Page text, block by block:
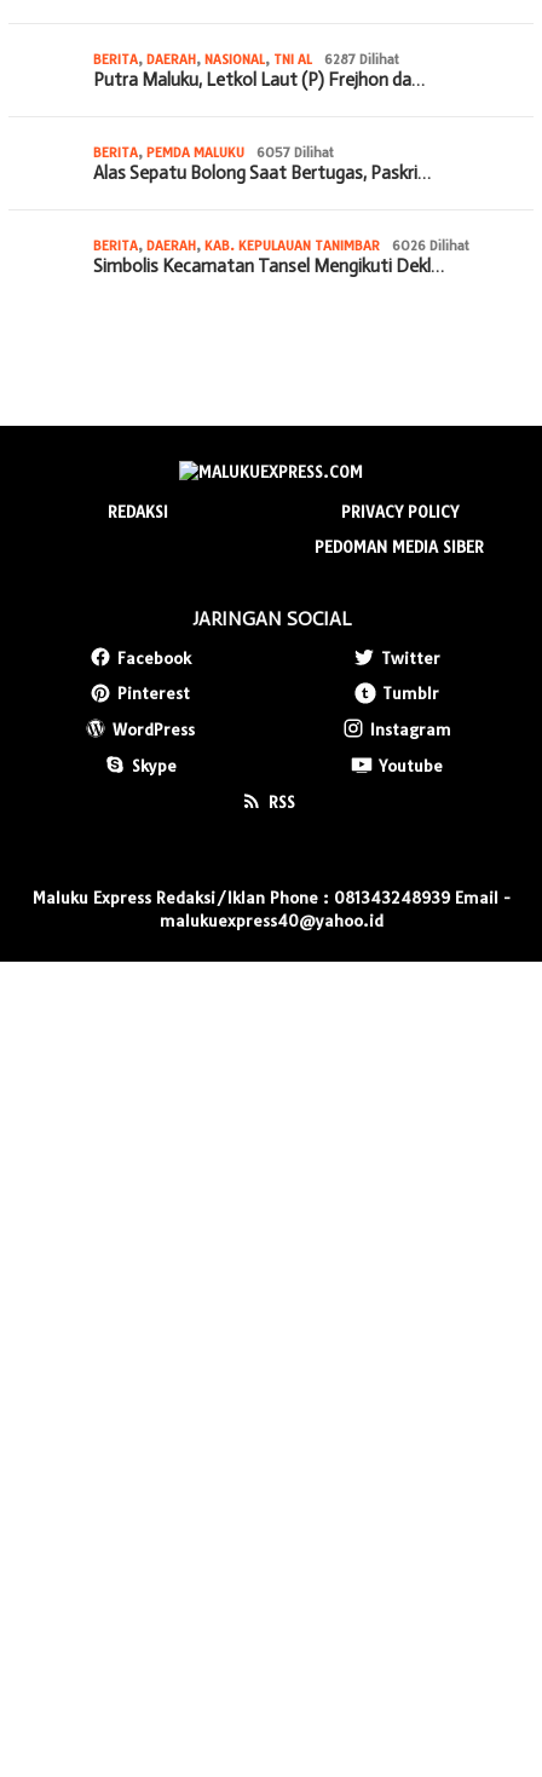
BERITA, DAERAH, NASIONAL, TNI AL 6287 Dilihat
Putra Maluku, Letkol Laut (P) Frejhon da…
BERITA, PEMDA MALUKU 6057 Dilihat
Alas Sepatu Bolong Saat Bertugas, Paskri…
BERITA, DAERAH, KAB. KEPULAUAN TANIMBAR 6026 Dilihat
Simbolis Kecamatan Tansel Mengikuti Dekl…
REDAKSI
PRIVACY POLICY
PEDOMAN MEDIA SIBER
JARINGAN SOCIAL
Facebook
Twitter
Pinterest
Tumblr
WordPress
Instagram
Skype
Youtube
RSS
Maluku Express Redaksi/Iklan Phone : 081343248939 Email -
malukuexpress40@yahoo.id